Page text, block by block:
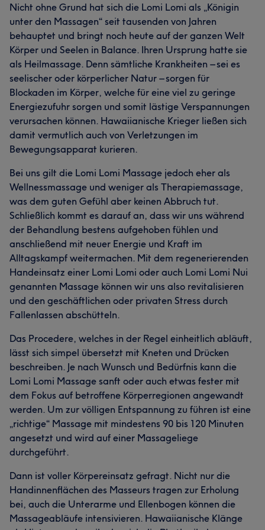
Nicht ohne Grund hat sich die Lomi Lomi als „Königin
unter den Massagen“ seit tausenden von Jahren
behauptet und bringt noch heute auf der ganzen Welt
Körper und Seelen in Balance. Ihren Ursprung hatte sie
als Heilmassage. Denn sämtliche Krankheiten – sei es
seelischer oder körperlicher Natur – sorgen für
Blockaden im Körper, welche für eine viel zu geringe
Energiezufuhr sorgen und somit lästige Verspannungen
verursachen können. Hawaiianische Krieger ließen sich
damit vermutlich auch von Verletzungen im
Bewegungsapparat kurieren.
Bei uns gilt die Lomi Lomi Massage jedoch eher als
Wellnessmassage und weniger als Therapiemassage,
was dem guten Gefühl aber keinen Abbruch tut.
Schließlich kommt es darauf an, dass wir uns während
der Behandlung bestens aufgehoben fühlen und
anschließend mit neuer Energie und Kraft im
Alltagskampf weitermachen. Mit dem regenerierenden
Handeinsatz einer Lomi Lomi oder auch Lomi Lomi Nui
genannten Massage können wir uns also revitalisieren
und den geschäftlichen oder privaten Stress durch
Fallenlassen abschütteln.
Das Procedere, welches in der Regel einheitlich abläuft,
lässt sich simpel übersetzt mit Kneten und Drücken
beschreiben. Je nach Wunsch und Bedürfnis kann die
Lomi Lomi Massage sanft oder auch etwas fester mit
dem Fokus auf betroffene Körperregionen angewandt
werden. Um zur völligen Entspannung zu führen ist eine
„richtige“ Massage mit mindestens 90 bis 120 Minuten
angesetzt und wird auf einer Massageliege
durchgeführt.
Dann ist voller Körpereinsatz gefragt. Nicht nur die
Handinnenflächen des Masseurs tragen zur Erholung
bei, auch die Unterarme und Ellenbogen können die
Massageabläufe intensivieren. Hawaiianische Klänge